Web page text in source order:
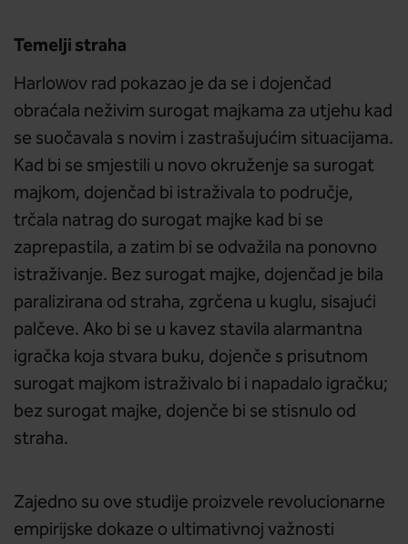
Temelji straha
Harlowov rad pokazao je da se i dojenčad
obraćala neživim surogat majkama za utjehu kad
se suočavala s novim i zastrašujućim situacijama.
Kad bi se smjestili u novo okruženje sa surogat
majkom, dojenčad bi istraživala to područje,
trčala natrag do surogat majke kad bi se
zaprepastila, a zatim bi se odvažila na ponovno
istraživanje. Bez surogat majke, dojenčad je bila
paralizirana od straha, zgrčena u kuglu, sisajući
palčeve. Ako bi se u kavez stavila alarmantna
igračka koja stvara buku, dojenče s prisutnom
surogat majkom istraživalo bi i napadalo igračku;
bez surogat majke, dojenče bi se stisnulo od
straha.
Zajedno su ove studije proizvele revolucionarne
empirijske dokaze o ultimativnoj važnosti